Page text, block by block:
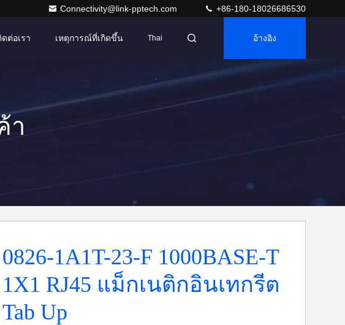
Connectivity@link-pptech.com +86-180-18026686530
ดต่อเรา เหตุการณ์ที่เกิดขึ้น Thai อ้างอิง
า
0826-1A1T-23-F 1000BASE-T
1X1 RJ45 แม็กเนติกอินเทกรีต
Tab Up